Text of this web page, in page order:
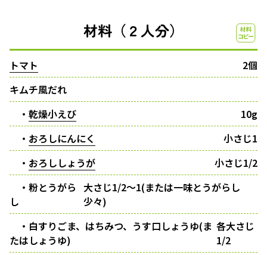
材料（２人分）
トマト
2個
キムチ風だれ
・ 乾燥小えび
10g
・ おろしにんにく
小さじ1
・ おろししょうが
小さじ1/2
・粉とうがら
し
大さじ1/2～1(または一味とうがらし
少々)
・白すりごま、はちみつ、うす口しょうゆ(ま
たはしょうゆ)
各大さじ
1/2